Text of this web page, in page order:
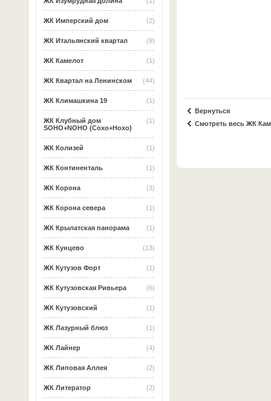
(2)
ЖК Имперский дом
(9)
ЖК Итальянский квартал
(1)
ЖК Камелот
(44)
ЖК Квартал на Ленинском
(1)
ЖК Климашкина 19
(1)
ЖК Клубный дом
SOHO+NOHO (Сохо+Нохо)
(1)
ЖК Колизей
(1)
ЖК Континенталь
(3)
ЖК Корона
(1)
ЖК Корона севера
(1)
ЖК Крылатская панорама
(13)
ЖК Кунцево
(1)
ЖК Кутузов Форт
(6)
ЖК Кутузовская Ривьера
(1)
ЖК Кутузовский
(1)
ЖК Лазурный блюз
(4)
ЖК Лайнер
(2)
ЖК Липовая Аллея
(2)
ЖК Литератор
Вернуться
Смотреть весь ЖК